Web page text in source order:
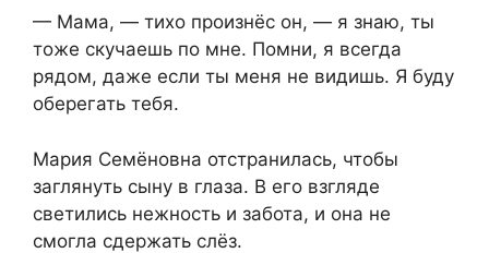
— Мама, — тихо произнёс он, — я знаю, ты
тоже скучаешь по мне. Помни, я всегда
рядом, даже если ты меня не видишь. Я буду
оберегать тебя.
Мария Семёновна отстранилась, чтобы
заглянуть сыну в глаза. В его взгляде
светились нежность и забота, и она не
смогла сдержать слёз.